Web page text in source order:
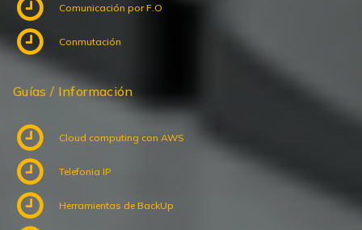
Comunicación por F.O
Conmutación
Guías / Información
Cloud computing con AWS
Telefonia IP
Herramientas de BackUp